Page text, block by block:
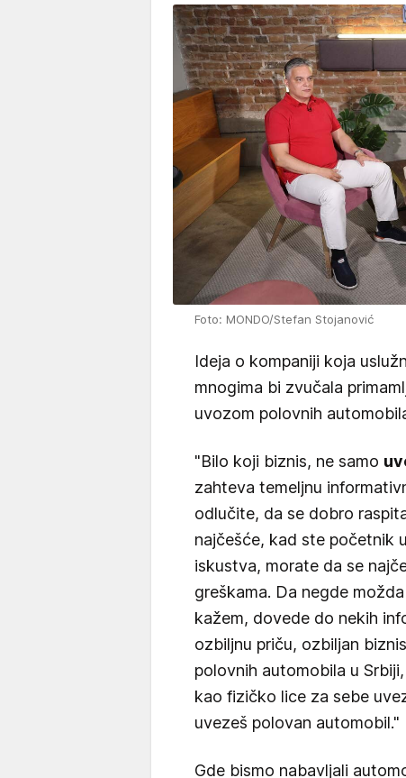
Foto: MONDO/Stefan Stojanović
Ideja o kompaniji koja
mnogima bi zvučala
uvozom polovnih
"Bilo koji biznis, ne samo
zahteva temeljnu
odlučite, da se dobro
najčešće, kad ste početnik
iskustva, morate da se
greškama. Da negde
kažem, dovede do nekih
ozbiljnu priču, ozbiljan
polovnih automobila u
kao fizičko lice za sebe
uvezeš polovan automobil."
Gde bismo nabavljali